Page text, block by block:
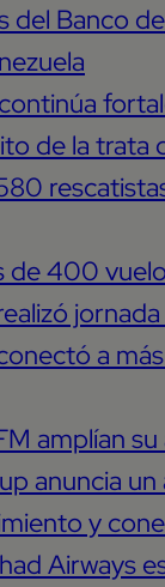
del Banco
de la trata
de 400
a
amplían
anuncia
y
Airways